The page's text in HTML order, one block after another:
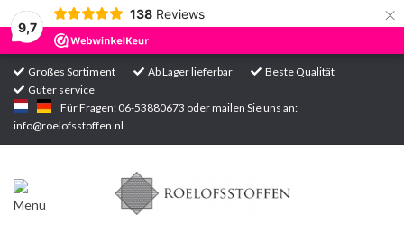
9,7
138 Reviews ×
Großes Sortiment Ab Lager lieferbar
Beste Qualität
Guter service
Für Fragen: 06-53880673 oder mailen Sie uns an:
info@roelofsstoffen.nl
Startseite
Sortiment